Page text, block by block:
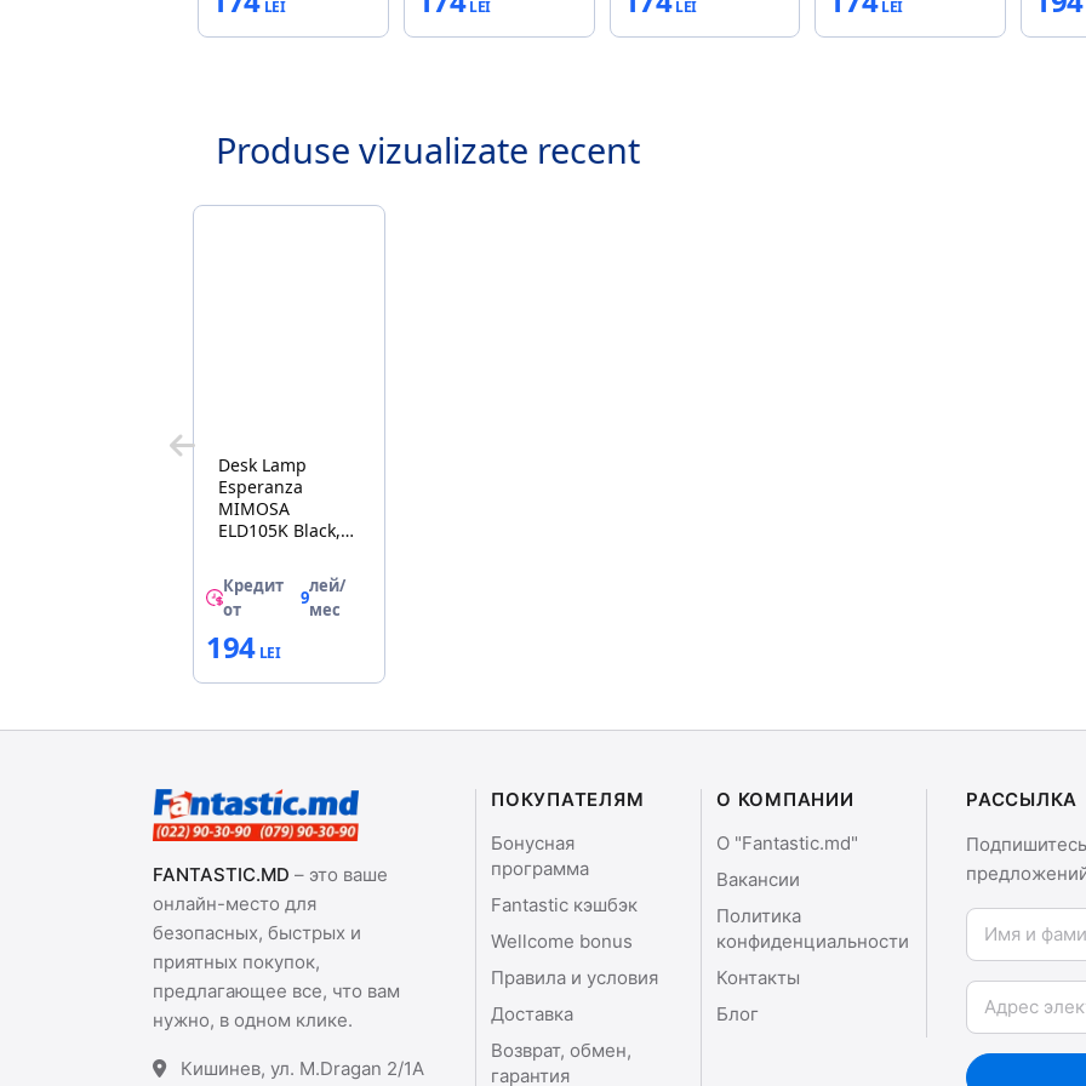
Produse vizualizate recent
Desk Lamp
Esperanza
MIMOSA
ELD105K Black,
switch, 3 levels
of brightness,
Night light, Light
color: 5500K,
Flexible arm,
Illuminated
eye protection
incidence of
light: 120%,
Power supply:
Кредит
от
9
лей/
мес
194
FANTASTIC.MD – это ваше
онлайн-место для
безопасных, быстрых и
приятных покупок,
предлагающее все, что вам
нужно, в одном клике.
Кишинев, ул. M.Dragan 2/1A
ПОКУПАТЕЛЯМ
Бонусная
программа
Fantastic кэшбэк
Wellcome bonus
Правила и условия
Доставка
Возврат, обмен,
гарантия
О КОМПАНИИ
О "Fantastic.md"
Вакансии
Политика
конфиденциальности
Контакты
Блог
РАССЫЛКА
Имя и
Email